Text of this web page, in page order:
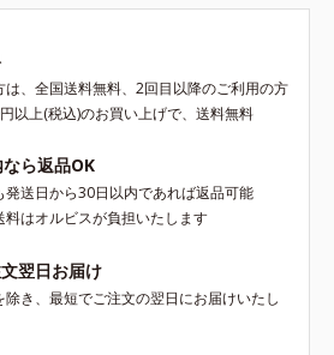
は、全国送料無料、2回目以降のご利用の方
以上(税込)のお買い上げで、送料無料
ら返品OK
発送日から30日以内であれば返品可能
はオルビスが負担いたします
翌日お届け
除き、最短でご注文の翌日にお届けいたし